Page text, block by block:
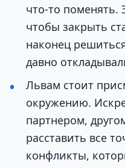
что-то поменять.
чтобы закрыть
наконец
давно
Львам стоит
окружению.
партнером,
расставить все
конфликты,